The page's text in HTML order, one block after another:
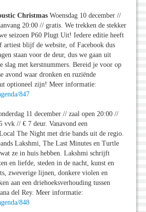
Christmas Woensdag 10 december //
20:00 // gratis. We trekken de stekker
seizoen P60 Plugt Uit! Iedere editie heeft
artiest blijf de website, of Facebook dus
staan voor de deur, dus we gaan uit
slag met kerstnummers. Bereid je voor op
avond waar dronken en ruziënde
optioneel zijn! Meer informatie:
847
11 december // zaal open 20:00 //
vvk // € 7 deur. Vanavond een
The Night met drie bands uit de regio.
Lakshmi, The Last Minutes en Turtle
ze in huis hebben. Lakshmi schrijft
en liefde, steden in de nacht, kunst en
zweverige lijnen, donkere violen en
aan een driehoeksverhouding tussen
del Rey. Meer informatie:
848